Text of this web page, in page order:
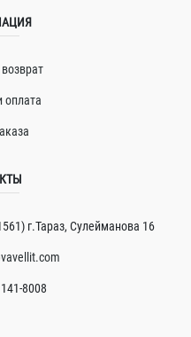
оплата
г.Тараз, Сулейманова 16
8008